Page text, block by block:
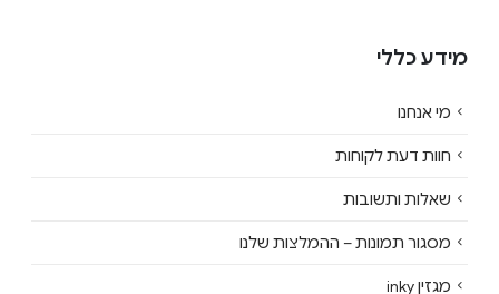
מידע כללי
מי אנחנו
חוות דעת לקוחות
שאלות ותשובות
מסגור תמונות – ההמלצות שלנו
מגזין inky